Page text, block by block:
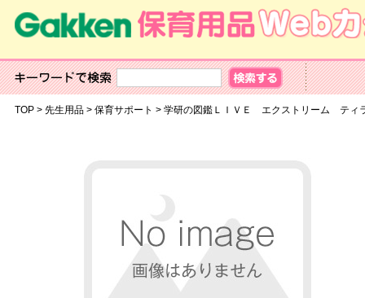
TOP> 先生用品> 保育サポート > 学研の図鑑ＬＩＶＥ エクストリーム ティ